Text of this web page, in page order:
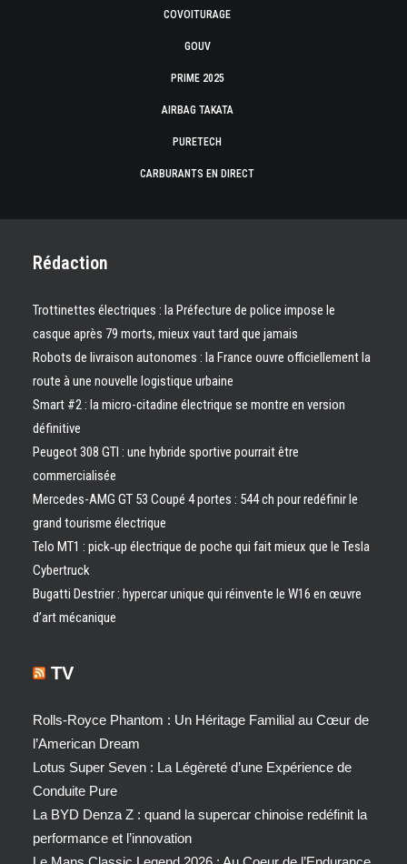
COVOITURAGE
GOUV
PRIME 2025
AIRBAG TAKATA
PURETECH
CARBURANTS EN DIRECT
Rédaction
Trottinettes électriques : la Préfecture de police impose le
casque après 79 morts, mieux vaut tard que jamais
Robots de livraison autonomes : la France ouvre officiellement la
route à une nouvelle logistique urbaine
Smart #2 : la micro-citadine électrique se montre en version
définitive
Peugeot 308 GTI : une hybride sportive pourrait être
commercialisée
Mercedes-AMG GT 53 Coupé 4 portes : 544 ch pour redéfinir le
grand tourisme électrique
Telo MT1 : pick‑up électrique de poche qui fait mieux que le Tesla
Cybertruck
Bugatti Destrier : hypercar unique qui réinvente le W16 en œuvre
d’art mécanique
TV
Rolls-Royce Phantom : Un Héritage Familial au Cœur de
l’American Dream
Lotus Super Seven : La Légèreté d’une Expérience de
Conduite Pure
La BYD Denza Z : quand la supercar chinoise redéfinit la
performance et l’innovation